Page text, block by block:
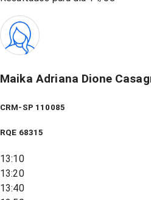
Maika Adriana Dione
CRM-SP 110085
RQE 68315
13:10
13:20
13:40